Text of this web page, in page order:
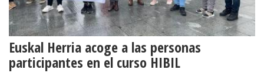
Euskal Herria acoge a las personas
participantes en el curso HIBIL